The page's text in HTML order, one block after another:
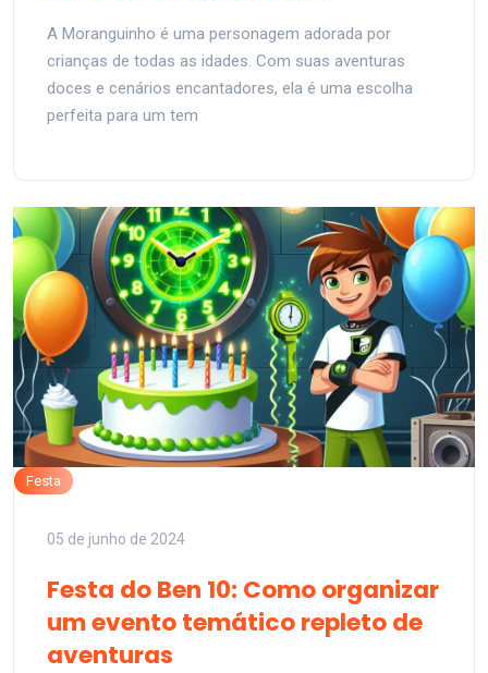
A Moranguinho é uma personagem adorada por
crianças de todas as idades. Com suas aventuras
doces e cenários encantadores, ela é uma escolha
perfeita para um tem
Festa
05 de junho de 2024
Festa do Ben 10: Como organizar
um evento temático repleto de
aventuras